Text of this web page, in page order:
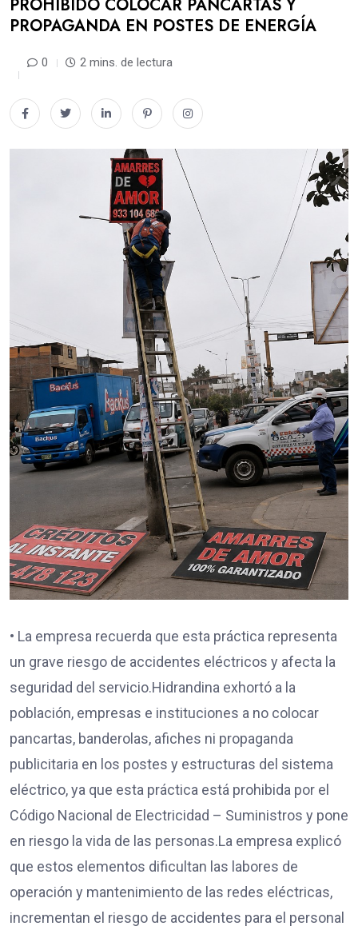
PROHIBIDO COLOCAR PANCARTAS Y
PROPAGANDA EN POSTES DE ENERGÍA
0 2 mins. de lectura
• La empresa recuerda que esta práctica representa
un grave riesgo de accidentes eléctricos y afecta la
seguridad del servicio.Hidrandina exhortó a la
población, empresas e instituciones a no colocar
pancartas, banderolas, afiches ni propaganda
publicitaria en los postes y estructuras del sistema
eléctrico, ya que esta práctica está prohibida por el
Código Nacional de Electricidad – Suministros y pone
en riesgo la vida de las personas.La empresa explicó
que estos elementos dificultan las labores de
operación y mantenimiento de las redes eléctricas,
incrementan el riesgo de accidentes para el personal